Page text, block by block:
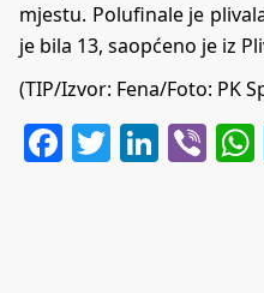
mjestu. Polufinale je
je bila 13, saopćeno je iz
(TIP/Izvor: Fena/Foto: PK
Facebook
Twitter